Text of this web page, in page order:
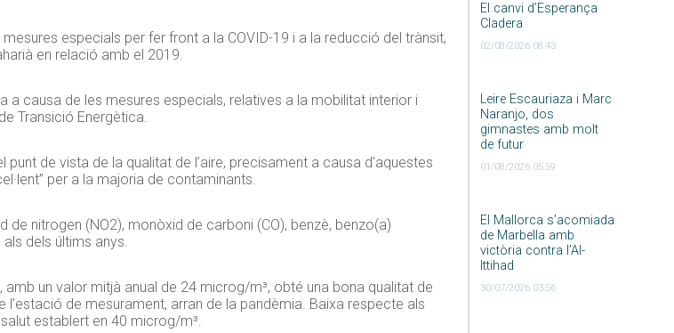
El canvi d’Esperança
Cladera
02/08/2026 08:43
Leire Escauriaza i Marc
Naranjo, dos
gimnastes amb molt
de futur
01/08/2026 05:59
El Mallorca s’acomiada
de Marbella amb
victòria contra l’Al-
Ittihad
30/07/2026 03:56
especials per fer front a la COVID-19 i a la reducció del trànsit,
en relació amb el 2019.
a causa de les mesures especials, relatives a la mobilitat interior i
Transició Energètica.
de vista de la qualitat de l’aire, precisament a causa d’aquestes
per a la majoria de contaminants.
de nitrogen (NO2), monòxid de carboni (CO), benzè, benzo(a)
dels últims anys.
amb un valor mitjà anual de 24 microg/m³, obté una bona qualitat de
de mesurament, arran de la pandèmia. Baixa respecte als
establert en 40 microg/m³.